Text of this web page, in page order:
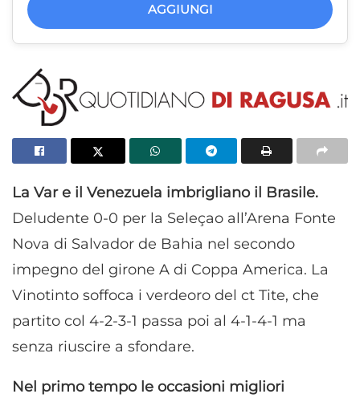
AGGIUNGI
La Var e il Venezuela imbrigliano il Brasile.
Deludente 0-0 per la Seleçao all’Arena Fonte
Nova di Salvador de Bahia nel secondo
impegno del girone A di Coppa America. La
Vinotinto soffoca i verdeoro del ct Tite, che
partito col 4-2-3-1 passa poi al 4-1-4-1 ma
senza riuscire a sfondare.
Nel primo tempo le occasioni migliori